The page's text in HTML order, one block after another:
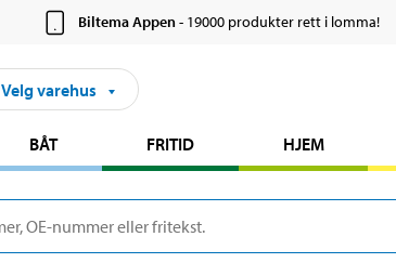
Biltema Appen- 19000 produkter rett i lomma!
Velg varehus
BÅT FRITID HJEM